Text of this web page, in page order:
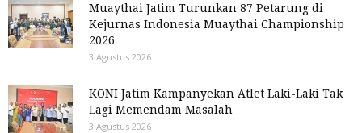
Muaythai Jatim Turunkan 87 Petarung di
Kejurnas Indonesia Muaythai Championship
2026
3 Agustus 2026
KONI Jatim Kampanyekan Atlet Laki-Laki Tak
Lagi Memendam Masalah
3 Agustus 2026